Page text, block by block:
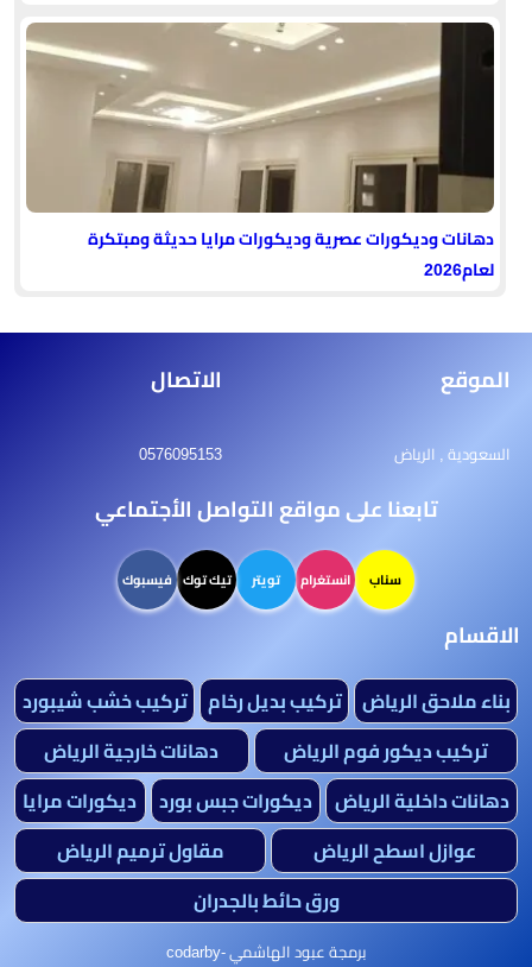
دهانات وديكورات عصرية وديكورات مرايا حديثة ومبتكرة
لعام2026
الموقع الاتصال
السعودية , الرياض 0576095153
تابعنا على مواقع التواصل الأجتماعي
سناب انستغرام تويتر تيك توك فيسبوك
الاقسام
بناء ملاحق الرياض تركيب بديل رخام تركيب خشب شيبورد
تركيب ديكور فوم الرياض
دهانات خارجية الرياض
دهانات داخلية الرياض
ديكورات جبس بورد
ديكورات مرايا
عوازل اسطح الرياض
مقاول ترميم الرياض
ورق حائط بالجدران
برمجة عبود الهاشمي -codarby